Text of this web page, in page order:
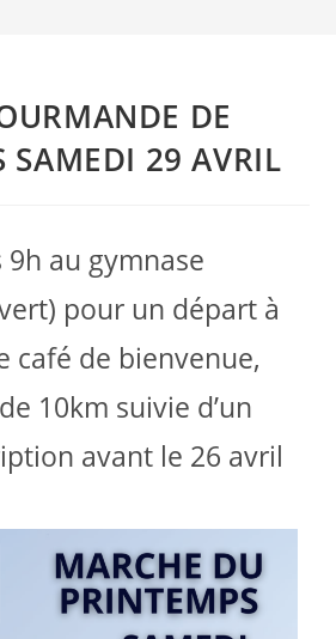
DE
SAMEDI 29 AVRIL
9h au gymnase
pour un départ à
café de bienvenue,
10km suivie d’un
avant le 26 avril